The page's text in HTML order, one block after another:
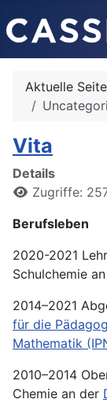
Aktuelle
Vita
Details
Zugriffe:
Berufsleben
2020-2021
Schulchemie
2014–2021
für die
Mathematik
2010–2014
Chemie an der